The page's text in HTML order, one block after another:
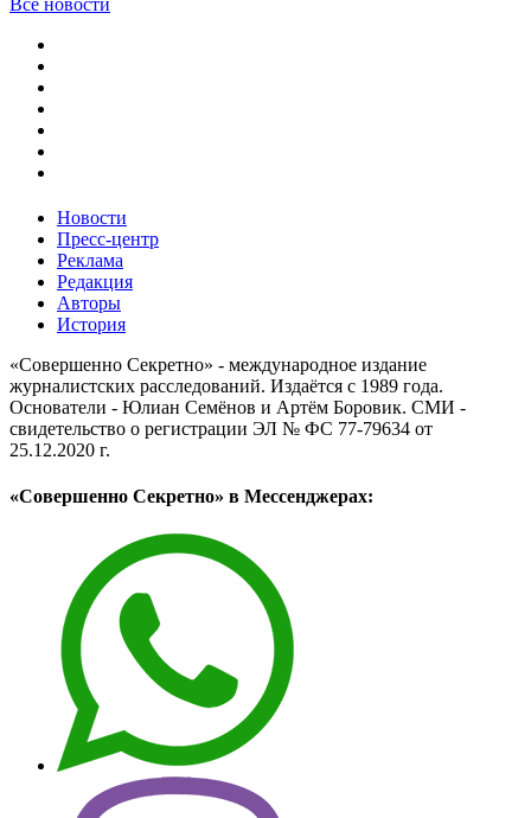
Все новости
Новости
Пресс-центр
Реклама
Редакция
Авторы
История
«Совершенно Секретно» - международное издание
журналистских расследований. Издаётся с 1989 года.
Основатели - Юлиан Семёнов и Артём Боровик. CМИ -
свидетельство о регистрации ЭЛ № ФС 77-79634 от
25.12.2020 г.
«Совершенно Секретно» в Мессенджерах: